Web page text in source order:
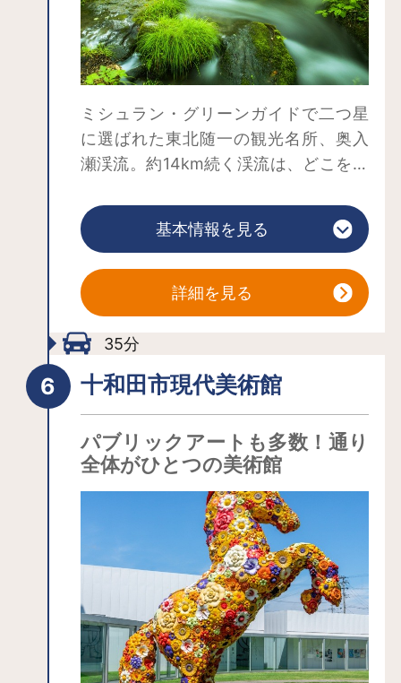
ミシュラン・グリーンガイドで二つ星
に選ばれた東北随一の観光名所、奥入
瀬渓流。約14km続く渓流は、どこを歩
スポットをめぐるのも良いですが、時
間と体力が許せばぜひ歩いて散策を。
を散策すれば、澄みきった森の空気
や、木漏れ日にきらめく水面、表情豊
かな清流、葉や苔の可愛らしさなど、
く堪能できます。
基本情報を見る
詳細を見る
35分
十和田市現代美術館
パブリックアートも多数！通り
全体がひとつの美術館